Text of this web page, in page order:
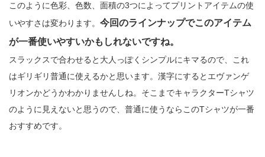
このように色彩、色数、面積の3つによってプリントアイテムの使
いやすさは変わります。 今回のラインナップでこのアイテム
が一番使いやすいかもしれないですね。
スラックスで合わせると大人っぽくシンプルにキマるので、これ
はギリギリ普通に使えるかと思います。漢字にするとエヴァンゲ
リオンかどうかわかりませんしね。そこまでキャラクターTシャツ
のように見えないと思うので、普通に使うならこのTシャツが一番
おすすめです。